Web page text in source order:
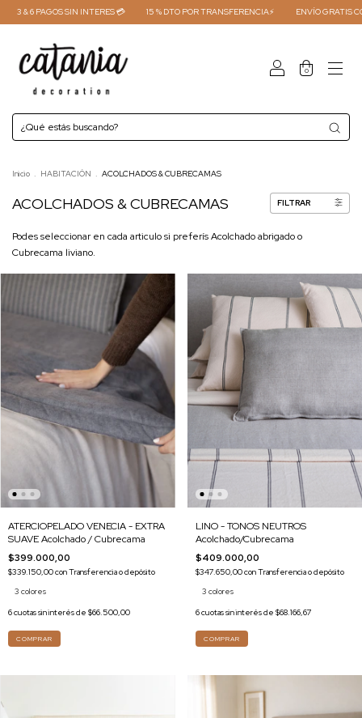
SIN INTERES 💳 15 % DTO POR TRANSFERENCIA⚡ ENVÍO GRATIS COMPRAS
0
Inicio . HABITACIÓN . ACOLCHADOS & CUBRECAMAS
ACOLCHADOS & CUBRECAMAS FILTRAR
Podes seleccionar en cada articulo si preferís Acolchado abrigado o
Cubrecama liviano.
ATERCIOPELADO VENECIA - EXTRA
SUAVE Acolchado / Cubrecama
$399.000,00
$339.150,00conTransferencia o depósito
3 colores
6cuotas sin interés de $66.500,00
COMPRAR
LINO - TONOS NEUTROS
Acolchado/Cubrecama
$409.000,00
$347.650,00conTransferencia o depósito
3 colores
6cuotas sin interés de $68.166,67
COMPRAR